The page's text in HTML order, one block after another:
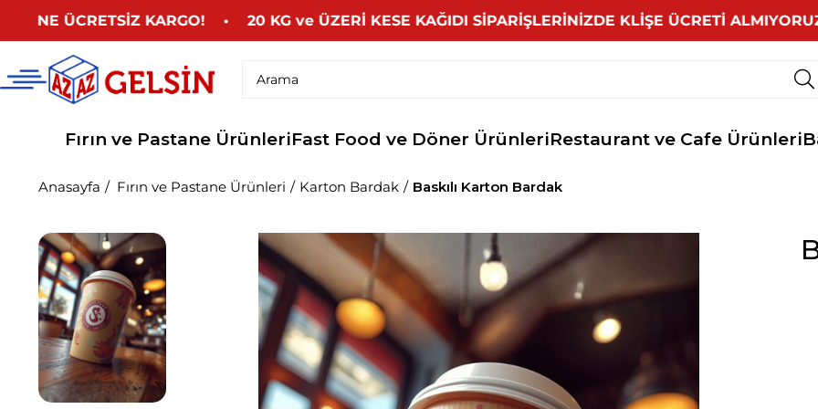
ÜCRETSİZ KARGO! • 20 KG ve ÜZERİ KESE KAĞIDI SİPARİŞLERİNİZDE KLİŞE ÜCRETİ
Fırın ve Pastane ÜrünleriFast Food ve Döner ÜrünleriRestaurant ve Cafe Ürünleri
Anasayfa Fırın ve Pastane Ürünleri Karton Bardak Baskılı Karton Bardak